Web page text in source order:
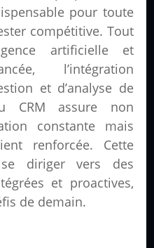
pour toute
compétitive. Tout
artificielle et
l’intégration
et d’analyse de
CRM assure non
constante mais
renforcée. Cette
diriger vers des
et proactives,
de demain.